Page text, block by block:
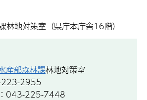
林地対策室（県庁本庁舎16階）
産部森林課林地対策室
223-2955
043-225-7448